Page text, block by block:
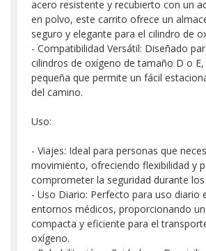
acero resistente y recubierto con un
en polvo, este carrito ofrece un
seguro y elegante para el cilindro de
- Compatibilidad Versátil: Diseñado
cilindros de oxígeno de tamaño D o
pequeña que permite un fácil
del camino.
Uso:
- Viajes: Ideal para personas que
movimiento, ofreciendo flexibilidad y
comprometer la seguridad durante los
- Uso Diario: Perfecto para uso diario
entornos médicos, proporcionando
compacta y eficiente para el
oxígeno.